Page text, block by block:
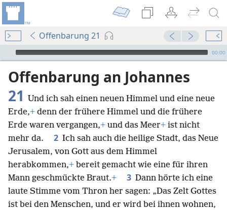
Offenbarung 21
Audio Player
00:00
Offenbarung an Johannes
21 Und ich sah einen neuen Himmel und eine neue
Erde,+ denn der frühere Himmel und die frühere
Erde waren vergangen,+ und das Meer+ ist nicht
mehr da.
2 Ich sah auch die heilige Stadt, das Neue
Jerusalem, von Gott aus dem Himmel
herabkommen,+ bereit gemacht wie eine für ihren
Mann geschmückte Braut.+ 3 Dann hörte ich eine
laute Stimme vom Thron her sagen: „Das Zelt Gottes
ist bei den Menschen, und er wird bei ihnen wohnen,